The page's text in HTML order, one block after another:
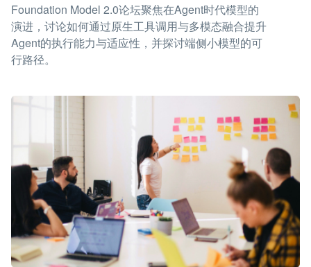
Foundation Model 2.0论坛聚焦在Agent时代模型的
演进，讨论如何通过原生工具调用与多模态融合提升
Agent的执行能力与适应性，并探讨端侧小模型的可
行路径。